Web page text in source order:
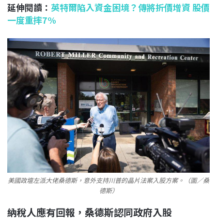
延伸閱讀： 英特爾陷入資金困境？傳將折價增資 股價
一度重摔7%
美國政壇左派大佬桑德斯，意外支持川普的晶片法案入股方案。（圖／桑
德斯）
納稅人應有回報，桑德斯認同政府入股